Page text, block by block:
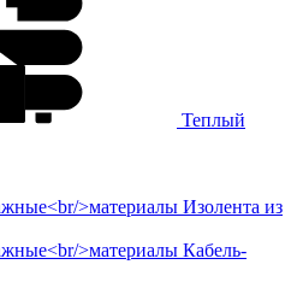
Теплый
Изолента из
Кабель-